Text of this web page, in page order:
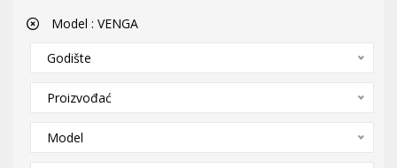
Model : VENGA
Godište
Proizvođać
Model